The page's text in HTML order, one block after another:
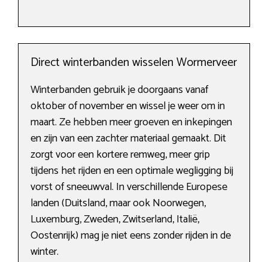
Direct winterbanden wisselen Wormerveer
Winterbanden gebruik je doorgaans vanaf
oktober of november en wissel je weer om in
maart. Ze hebben meer groeven en inkepingen
en zijn van een zachter materiaal gemaakt. Dit
zorgt voor een kortere remweg, meer grip
tijdens het rijden en een optimale wegligging bij
vorst of sneeuwval. In verschillende Europese
landen (Duitsland, maar ook Noorwegen,
Luxemburg, Zweden, Zwitserland, Italië,
Oostenrijk) mag je niet eens zonder rijden in de
winter.